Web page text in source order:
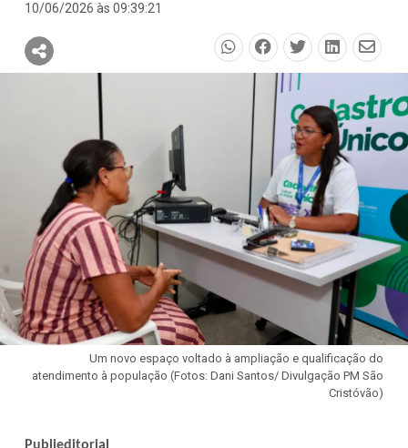
10/06/2026 às 09:39:21
Um novo espaço voltado à ampliação e qualificação do
atendimento à população (Fotos: Dani Santos/ Divulgação PM São
Cristóvão)